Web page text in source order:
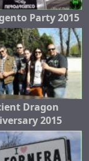
Party 2015
Dragon
2015